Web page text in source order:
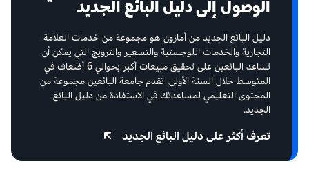
الوصول إلى دليل البائع الجديد
دليل البائع الجديد من أمازون هو مجموعة من خدمات العلامة
التجارية والخدمات اللوجستية والتسعير والترويج التي يمكن أن
تساعد البائعين على تحقيق مبيعات أكبر بحوالي 6 أضعاف في
المتوسط خلال السنة الأولى. تقدم جامعة البائعين مجموعة من
المحتوى التعليمي لمساعدتك في الاستفادة من دليل البائع
الجديد.
تعرف أكثر على دليل البائع الجديد